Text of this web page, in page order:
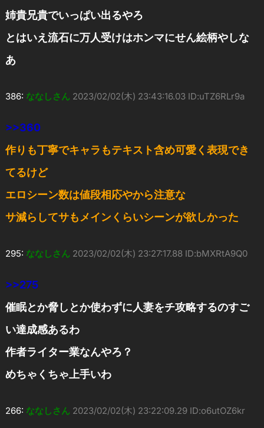
姉貴兄貴でいっぱい出るやろ
とはいえ流石に万人受けはホンマにせん絵柄やしな
あ
386: ななしさん 2023/02/02(木) 23:43:16.03 ID:uTZ6RLr9a
>>360
作りも丁寧でキャラもテキスト含め可愛く表現でき
てるけど
エロシーン数は値段相応やから注意な
サ減らしてサもメインくらいシーンが欲しかった
295: ななしさん 2023/02/02(木) 23:27:17.88 ID:bMXRtA9Q0
>>275
催眠とか脅しとか使わずに人妻をチ攻略するのすご
い達成感あるわ
作者ライター業なんやろ？
めちゃくちゃ上手いわ
266: ななしさん 2023/02/02(木) 23:22:09.29 ID:o6utOZ6kr